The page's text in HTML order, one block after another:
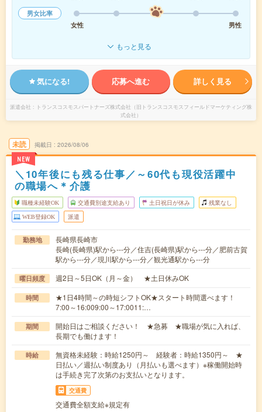
男女比率
女性
男性
もっと見る
気になる! 応募へ進む 詳しく見る
派遣会社
トランスコスモスパートナーズ株式会社（旧トランスコスモスフィールドマーケティング株
式会社）
未読
NEW
掲載日 2026/08/06
＼10年後にも残る仕事／～60代も現役活躍中
の職場へ＊介護
職種未経験OK 交通費別途支給あり 土日祝日が休み 残業なし
WEB登録OK 派遣
勤務地
長崎県長崎市
長崎(長崎県)駅から---分／住吉(長崎県)駅から---分／肥前古賀
駅から---分／現川駅から---分／観光通駅から---分
曜日頻度 週2日～5日OK（月～金） ★土日休みOK
時間
★1日4時間～の時短シフトOK★スタート時間選べます！
7:00～16:009:00～17:0011:…
期間
開始日はご相談ください！ ★急募 ★職場が気に入れば、
長期でも働けます！
時給
無資格未経験：時給1250円～ 経験者：時給1350円～ ★
日払い／週払い制度あり（月払いも選べます）※稼働開始時
は手続き完了次第のお支払いとなります。
交通費
交通費全額支給※規定有